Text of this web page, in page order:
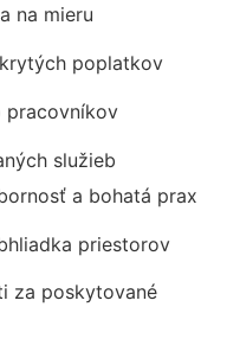
na mieru
poplatkov
pracovníkov
služieb
a bohatá prax
priestorov
za poskytované